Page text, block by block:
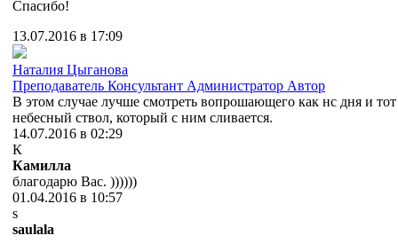
Спасибо!
13.07.2016 в 17:09
Наталия Цыганова
Преподаватель Консультант Администратор Автор
В этом случае лучше смотреть вопрошающего как нс дня и тот
небесный ствол, который с ним сливается.
14.07.2016 в 02:29
К
Камилла
благодарю Вас. ))))))
01.04.2016 в 10:57
s
saulala